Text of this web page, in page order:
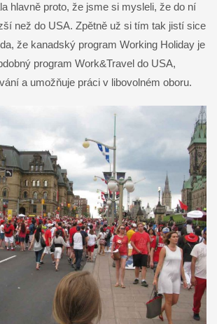
hlavně proto, že jsme si mysleli, že do ní
než do USA. Zpětně už si tím tak jistí sice
že kanadský program Working Holiday je
program Work&Travel do USA,
a umožňuje práci v libovolném oboru.